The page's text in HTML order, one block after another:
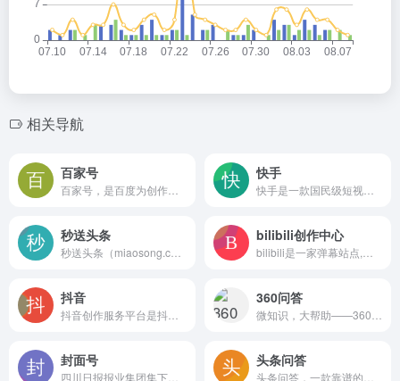
相关导航
百家号 快手
秒送头条 bilibili创作中心
抖音 360问答
封面号 头条问答